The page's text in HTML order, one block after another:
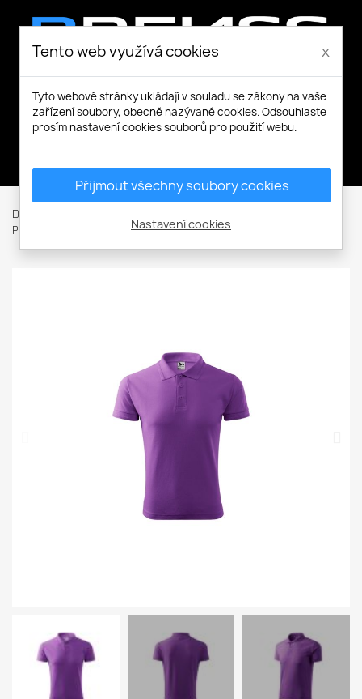
Domů
Polokošile
Pique Polo
Tento web využívá cookies x
Tyto webové stránky ukládají v souladu se zákony na vaše
zařízení soubory, obecně nazývané cookies. Odsouhlaste
prosím nastavení cookies souborů pro použití webu.
Přijmout všechny soubory cookies
Nastavení cookies